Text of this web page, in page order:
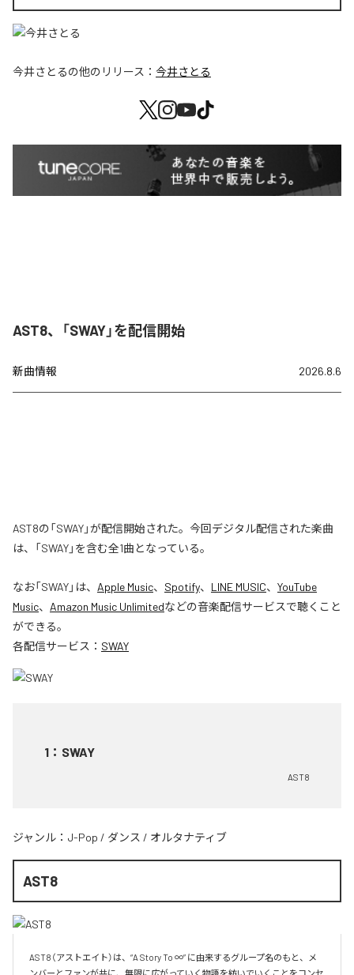
今井さとるの他のリリース： 今井さとる
AST8、「SWAY」を配信開始
新曲情報 2026.8.6
AST8の「SWAY」が配信開始された。今回デジタル配信された楽曲
は、「SWAY」を含む全1曲となっている。
なお「SWAY」は、 Apple Music、 Spotify、 LINE MUSIC、 YouTube
Music、 Amazon Music Unlimitedなどの音楽配信サービスで聴くこと
ができる。
各配信サービス： SWAY
1 ： SWAY
AST8
ジャンル： J-Pop / ダンス / オルタナティブ
AST8
AST8（アストエイト）は、“A Story To ∞” に由来するグループ名のもと、メ